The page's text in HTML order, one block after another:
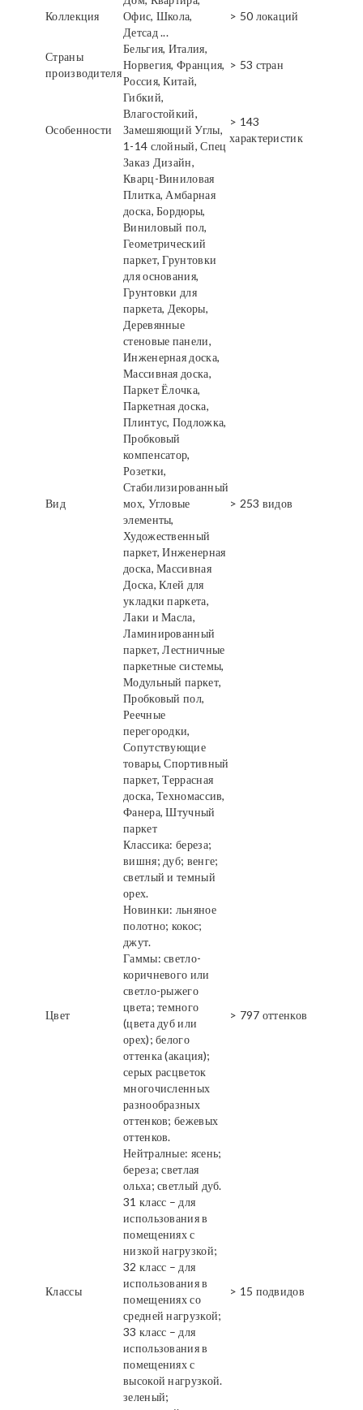
Коллекция
Офис, Школа,
Детсад ...
> 50 локаций
Страны
производителя
Бельгия, Италия,
Норвегия, Франция,
Россия, Китай,
> 53 стран
Особенности
Гибкий,
Влагостойкий,
Замешяющий Углы,
1-14 слойный, Спец
Заказ Дизайн,
> 143
характеристик
Вид
Кварц-Виниловая
Плитка, Амбарная
доска, Бордюры,
Виниловый пол,
Геометрический
паркет, Грунтовки
для основания,
Грунтовки для
паркета, Декоры,
Деревянные
стеновые панели,
Инженерная доска,
Массивная доска,
Паркет Ёлочка,
Паркетная доска,
Плинтус, Подложка,
Пробковый
компенсатор,
Розетки,
Стабилизированный
мох, Угловые
элементы,
Художественный
паркет, Инженерная
доска, Массивная
Доска, Клей для
укладки паркета,
Лаки и Масла,
Ламинированный
паркет, Лестничные
паркетные системы,
Модульный паркет,
Пробковый пол,
Реечные
перегородки,
Сопутствующие
товары, Спортивный
паркет, Террасная
доска, Техномассив,
Фанера, Штучный
паркет
> 253 видов
Цвет
Классика: береза;
вишня; дуб; венге;
светлый и темный
орех.
Новинки: льняное
полотно; кокос;
джут.
Гаммы: светло-
коричневого или
светло-рыжего
цвета; темного
(цвета дуб или
орех); белого
оттенка (акация);
серых расцветок
многочисленных
разнообразных
оттенков; бежевых
оттенков.
Нейтралные: ясень;
береза; светлая
ольха; светлый дуб.
> 797 оттенков
Классы
31 класс – для
использования в
помещениях с
низкой нагрузкой;
32 класс – для
использования в
помещениях со
средней нагрузкой;
33 класс – для
использования в
помещениях с
высокой нагрузкой.
> 15 подвидов
зеленый;